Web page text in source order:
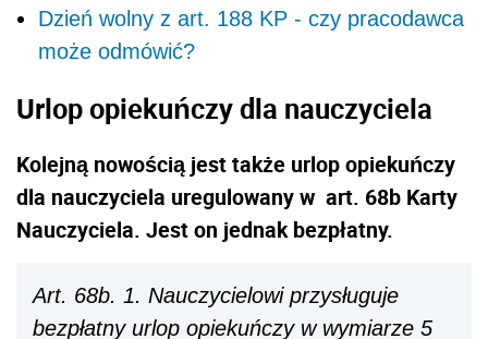
Dzień wolny z art. 188 KP - czy pracodawca
może odmówić?
Urlop opiekuńczy dla nauczyciela
Kolejną nowością jest także urlop opiekuńczy
dla nauczyciela uregulowany w art. 68b Karty
Nauczyciela. Jest on jednak bezpłatny.
Art. 68b. 1. Nauczycielowi przysługuje
bezpłatny urlop opiekuńczy w wymiarze 5